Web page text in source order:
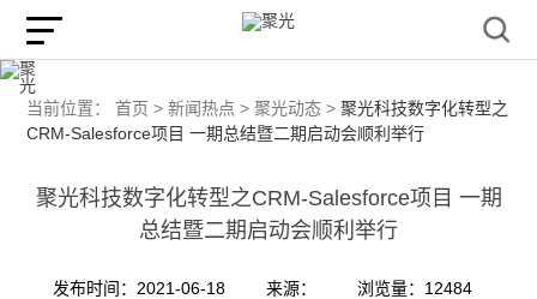
当前位置： 首页 > 新闻热点 > 聚光动态 > 聚光科技数字化转型之
CRM-Salesforce项目 一期总结暨二期启动会顺利举行
聚光科技数字化转型之CRM-Salesforce项目 一期
总结暨二期启动会顺利举行
发布时间：2021-06-18 来源： 浏览量：12484